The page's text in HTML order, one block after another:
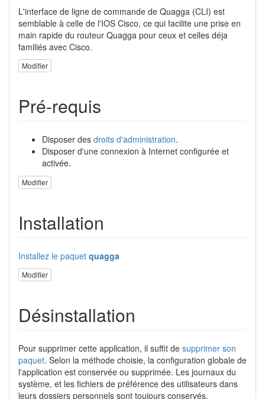
L'interface de ligne de commande de Quagga (CLI) est
semblable à celle de l'IOS Cisco, ce qui facilite une prise en
main rapide du routeur Quagga pour ceux et celles déja
familiés avec Cisco.
Modifier
Pré-requis
Disposer des droits d'administration.
Disposer d'une connexion à Internet configurée et
activée.
Modifier
Installation
Installez le paquet quagga
Modifier
Désinstallation
Pour supprimer cette application, il suffit de supprimer son
paquet. Selon la méthode choisie, la configuration globale de
l'application est conservée ou supprimée. Les journaux du
système, et les fichiers de préférence des utilisateurs dans
leurs dossiers personnels sont toujours conservés.